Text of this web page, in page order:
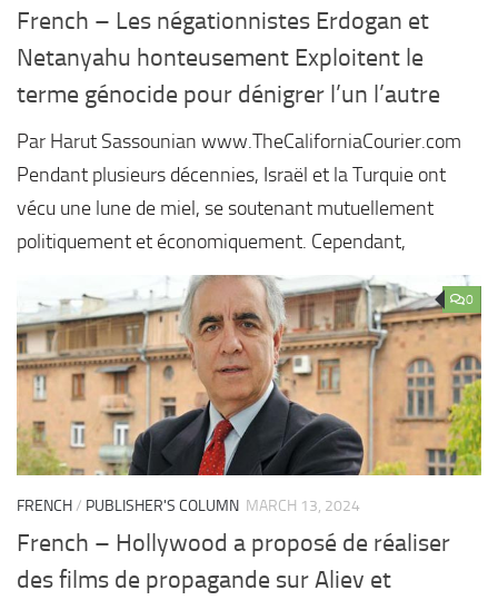
French – Les négationnistes Erdogan et
Netanyahu honteusement Exploitent le
terme génocide pour dénigrer l’un l’autre
Par Harut Sassounian www.TheCaliforniaCourier.com
Pendant plusieurs décennies, Israël et la Turquie ont
vécu une lune de miel, se soutenant mutuellement
politiquement et économiquement. Cependant,
0
FRENCH/ PUBLISHER'S COLUMN MARCH 13, 2024
French – Hollywood a proposé de réaliser
des films de propagande sur Aliev et